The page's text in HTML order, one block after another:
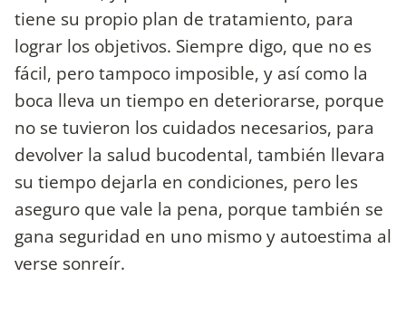
tiene su propio plan de tratamiento, para
lograr los objetivos. Siempre digo, que no es
fácil, pero tampoco imposible, y así como la
boca lleva un tiempo en deteriorarse, porque
no se tuvieron los cuidados necesarios, para
devolver la salud bucodental, también llevara
su tiempo dejarla en condiciones, pero les
aseguro que vale la pena, porque también se
gana seguridad en uno mismo y autoestima al
verse sonreír.